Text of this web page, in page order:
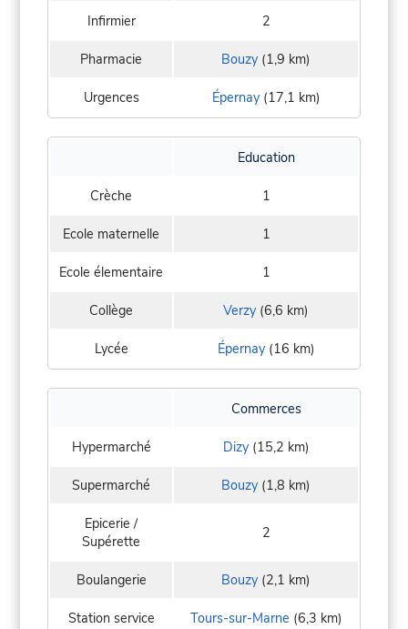
Infirmier 2
Pharmacie Bouzy (1,9 km)
Urgences Épernay(17,1 km)
Education
Crèche 1
Ecole maternelle 1
Ecole élementaire 1
Collège Verzy (6,6 km)
Lycée Épernay(16 km)
Commerces
Hypermarché Dizy(15,2 km)
Supermarché Bouzy (1,8 km)
Epicerie /
Supérette
2
Boulangerie Bouzy (2,1 km)
Station service Tours-sur-Marne (6,3 km)